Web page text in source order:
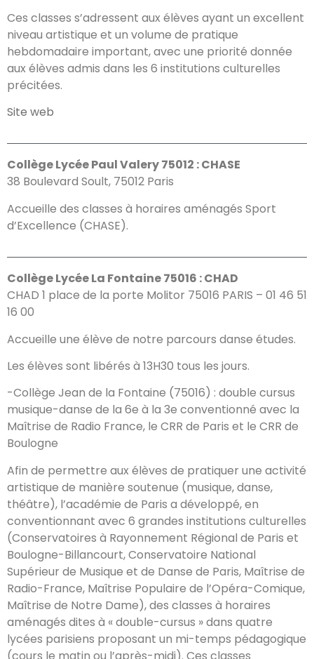
Ces classes s’adressent aux élèves ayant un excellent
niveau artistique et un volume de pratique
hebdomadaire important, avec une priorité donnée
aux élèves admis dans les 6 institutions culturelles
précitées.
Site web
Collège Lycée Paul Valery 75012 : CHASE
38 Boulevard Soult, 75012 Paris
Accueille des classes à horaires aménagés Sport
d’Excellence (CHASE).
Collège Lycée La Fontaine 75016 : CHAD
CHAD 1 place de la porte Molitor 75016 PARIS – 01 46 51
16 00
Accueille une élève de notre parcours danse études.
Les élèves sont libérés à 13H30 tous les jours.
-Collège Jean de la Fontaine (75016) : double cursus
musique-danse de la 6e à la 3e conventionné avec la
Maîtrise de Radio France, le CRR de Paris et le CRR de
Boulogne
Afin de permettre aux élèves de pratiquer une activité
artistique de manière soutenue (musique, danse,
théâtre), l’académie de Paris a développé, en
conventionnant avec 6 grandes institutions culturelles
(Conservatoires à Rayonnement Régional de Paris et
Boulogne-Billancourt, Conservatoire National
Supérieur de Musique et de Danse de Paris, Maîtrise de
Radio-France, Maîtrise Populaire de l’Opéra-Comique,
Maîtrise de Notre Dame), des classes à horaires
aménagés dites à « double-cursus » dans quatre
lycées parisiens proposant un mi-temps pédagogique
(cours le matin ou l’après-midi). Ces classes